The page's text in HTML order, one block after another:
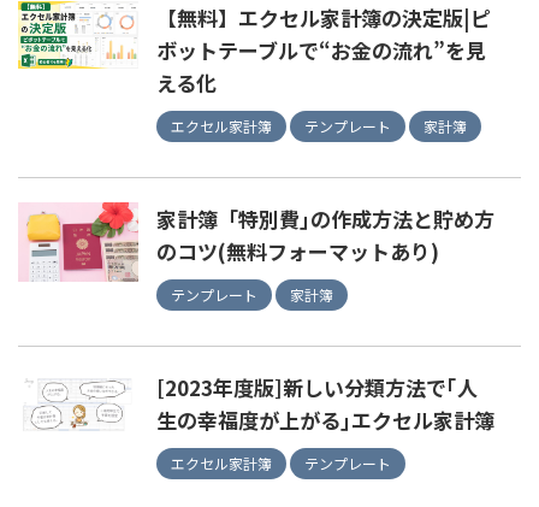
【無料】エクセル家計簿の決定版|ピ
ボットテーブルで“お金の流れ”を見
える化
エクセル家計簿 テンプレート 家計簿
家計簿「特別費｣の作成方法と貯め方
のコツ(無料フォーマットあり)
テンプレート 家計簿
[2023年度版]新しい分類方法で｢人
生の幸福度が上がる｣エクセル家計簿
エクセル家計簿 テンプレート